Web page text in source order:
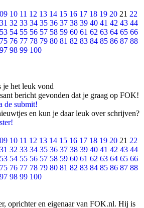
09 10 11 12 13 14 15 16 17 18 19 20 21 22
31 32 33 34 35 36 37 38 39 40 41 42 43 44
53 54 55 56 57 58 59 60 61 62 63 64 65 66
75 76 77 78 79 80 81 82 83 84 85 86 87 88
97 98 99 100
je het leuk vond
bericht gevonden dat je graag op FOK!
de submit!
en kun je daar leuk over schrijven?
09 10 11 12 13 14 15 16 17 18 19 20 21 22
31 32 33 34 35 36 37 38 39 40 41 42 43 44
53 54 55 56 57 58 59 60 61 62 63 64 65 66
75 76 77 78 79 80 81 82 83 84 85 86 87 88
97 98 99 100
oprichter en eigenaar van FOK.nl. Hij is